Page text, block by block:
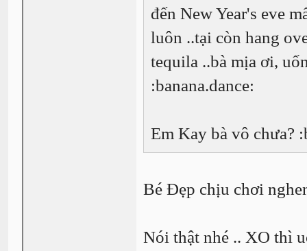
đến New Year's eve
luôn ..tại còn hang
tequila ..bà mịa ơi,
:banana.dance:
Em Kay bà vô chưa?
Bé Đẹp chịu chơi
Nói thật nhé .. XO thì